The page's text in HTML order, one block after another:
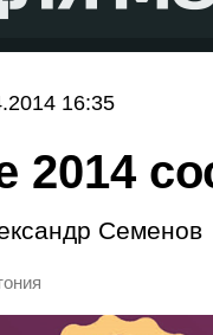
16:35
2014
Семенов